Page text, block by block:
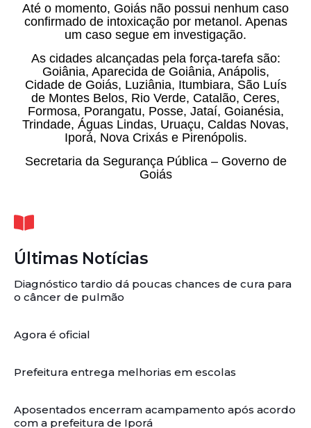
Até o momento, Goiás não possui nenhum caso
confirmado de intoxicação por metanol. Apenas
um caso segue em investigação.
As cidades alcançadas pela força-tarefa são:
Goiânia, Aparecida de Goiânia, Anápolis,
Cidade de Goiás, Luziânia, Itumbiara, São Luís
de Montes Belos, Rio Verde, Catalão, Ceres,
Formosa, Porangatu, Posse, Jataí, Goianésia,
Trindade, Águas Lindas, Uruaçu, Caldas Novas,
Iporá, Nova Crixás e Pirenópolis.
Secretaria da Segurança Pública – Governo de
Goiás
Últimas Notícias
Diagnóstico tardio dá poucas chances de cura para
o câncer de pulmão
Agora é oficial
Prefeitura entrega melhorias em escolas
Aposentados encerram acampamento após acordo
com a prefeitura de Iporá